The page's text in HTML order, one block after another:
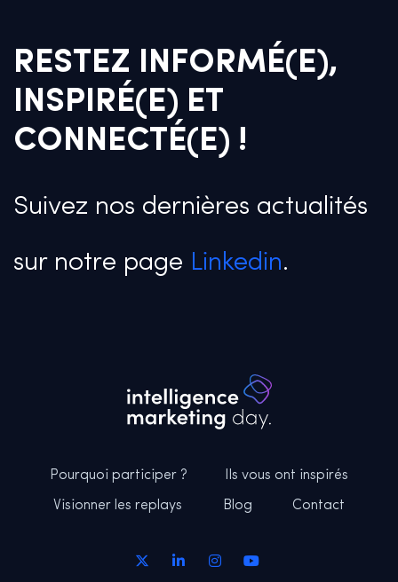
RESTEZ INFORMÉ(E),
INSPIRÉ(E) ET
CONNECTÉ(E) !
Suivez nos dernières actualités
sur notre page Linkedin.
Pourquoi participer ? Ils vous ont inspirés
Visionner les replays Blog Contact